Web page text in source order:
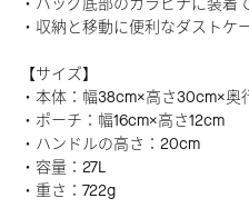
・収納と移動に便利なダストケ
【サイズ】
・本体：幅38cm×高さ30cm×奥
・ポーチ：幅16cm×高さ12cm
・ハンドルの高さ：20cm
・容量：27L
・重さ：722g